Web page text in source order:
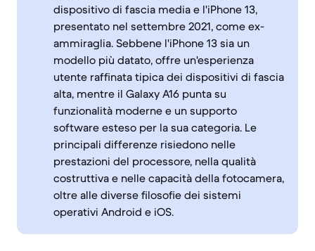
dispositivo di fascia media e l'iPhone 13,
presentato nel settembre 2021, come ex-
ammiraglia. Sebbene l'iPhone 13 sia un
modello più datato, offre un'esperienza
utente raffinata tipica dei dispositivi di fascia
alta, mentre il Galaxy A16 punta su
funzionalità moderne e un supporto
software esteso per la sua categoria. Le
principali differenze risiedono nelle
prestazioni del processore, nella qualità
costruttiva e nelle capacità della fotocamera,
oltre alle diverse filosofie dei sistemi
operativi Android e iOS.